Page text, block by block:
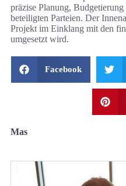
präzise Planung,
beteiligten Parteien. Der
Projekt im Einklang mit den
umgesetzt wird.
Facebook
Mas